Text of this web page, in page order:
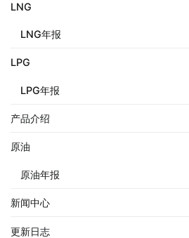
LNG
LNG年报
LPG
LPG年报
产品介绍
原油
原油年报
新闻中心
更新日志